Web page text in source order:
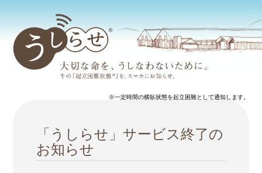
※一定時間の横臥状態を起立困難として通知します。
「うしらせ」サービス終了の
お知らせ